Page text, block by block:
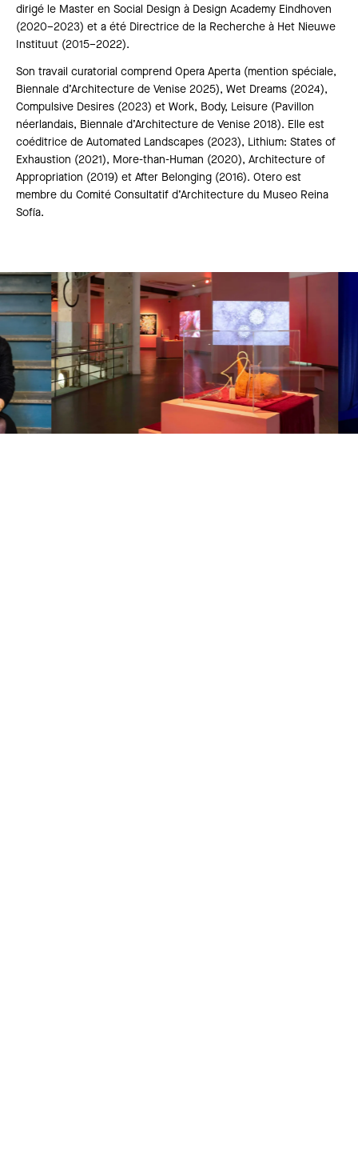
dirigé le Master en Social Design à Design Academy Eindhoven
(2020–2023) et a été Directrice de la Recherche à Het Nieuwe
Instituut (2015–2022).
Son travail curatorial comprend Opera Aperta (mention spéciale,
Biennale d’Architecture de Venise 2025), Wet Dreams (2024),
Compulsive Desires (2023) et Work, Body, Leisure (Pavillon
néerlandais, Biennale d’Architecture de Venise 2018). Elle est
coéditrice de Automated Landscapes (2023), Lithium: States of
Exhaustion (2021), More-than-Human (2020), Architecture of
Appropriation (2019) et After Belonging (2016). Otero est
membre du Comité Consultatif d’Architecture du Museo Reina
Sofía.